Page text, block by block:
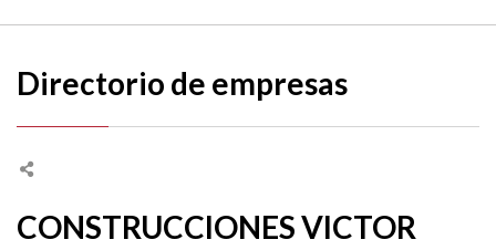
Directorio de empresas
CONSTRUCCIONES VICTOR